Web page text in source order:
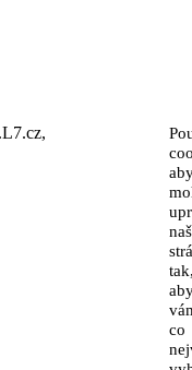
co